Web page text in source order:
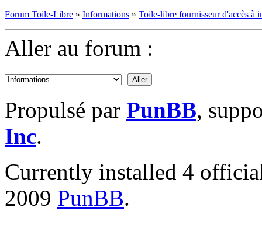
Forum Toile-Libre » Informations » Toile-libre fournisseur d'accès à
Aller au forum :
Propulsé par PunBB,
Inc.
Currently installed 4
2009 PunBB.